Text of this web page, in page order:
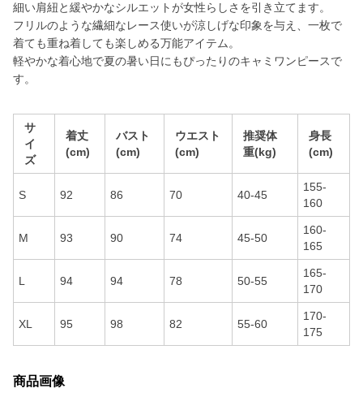
細い肩紐と緩やかなシルエットが女性らしさを引き立てます。
フリルのような繊細なレース使いが涼しげな印象を与え、一枚で
着ても重ね着しても楽しめる万能アイテム。
軽やかな着心地で夏の暑い日にもぴったりのキャミワンピースで
す。
サ
イ
ズ
着丈
(cm)
バスト
(cm)
ウエスト
(cm)
推奨体
重(kg)
身長
(cm)
S 92 86 70 40-45
155-
160
M 93 90 74 45-50
160-
165
L 94 94 78 50-55
165-
170
XL 95 98 82 55-60
170-
175
商品画像